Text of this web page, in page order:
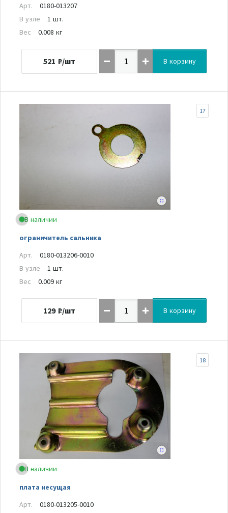
Арт.
0180-013207
В узле
1 шт.
Вес
0.008 кг
521 ₽/шт В корзину
В наличии
ограничитель сальника
17
Арт.
0180-013206-0010
В узле
1 шт.
Вес
0.009 кг
129 ₽/шт В корзину
В наличии
плата несущая
18
Арт.
0180-013205-0010